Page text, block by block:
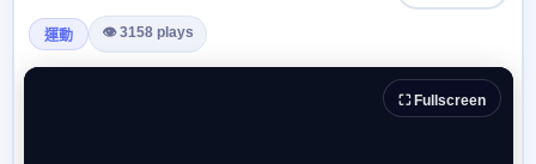
運動 👁 3158 plays
⛶ Fullscreen